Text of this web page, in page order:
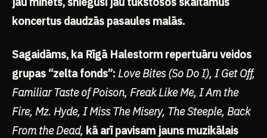
koncertus daudzās pasaules malās.
Sagaidāms, ka Rīgā Halestorm repertuāru veidos
grupas “zelta fonds”: Love Bites (So Do I), I Get Off,
Familiar Taste of Poison, Freak Like Me, I Am the
Fire, Mz. Hyde, I Miss The Misery, The Steeple, Back
From the Dead, kā arī pavisam jauns muzikālais